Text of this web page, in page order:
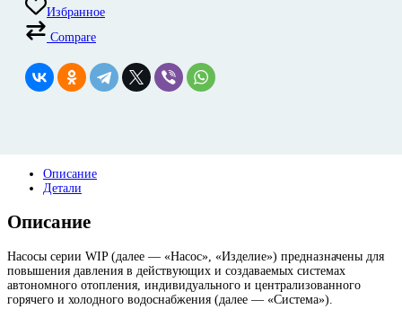
Избранное
Compare
Описание
Детали
Описание
Насосы серии WIP (далее — «Насос», «Изделие») предназначены для
повышения давления в действующих и создаваемых системах
автономного отопления, индивидуального и централизованного
горячего и холодного водоснабжения (далее — «Система»).